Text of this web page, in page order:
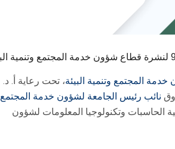
‏المجتمع وتنمية البيئة، تحت رعاية أ. د.
نائب رئيس الجامعة لشؤون خدمة ‏المجتمع
الحاسبات وتكنولوجيا المعلومات لشؤون